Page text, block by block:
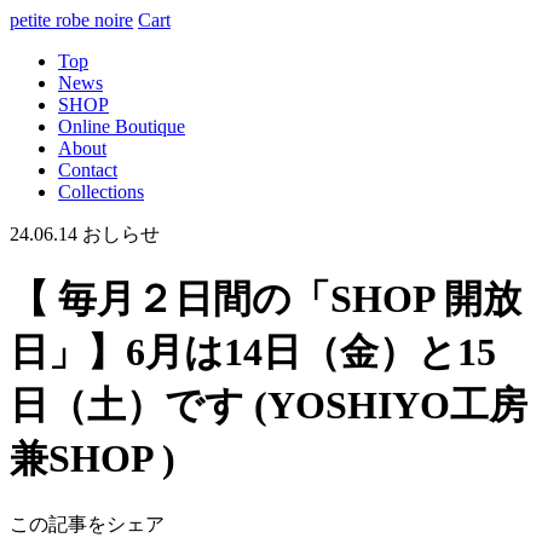
petite robe noire Cart
Top
News
SHOP
Online Boutique
About
Contact
Collections
24.06.14 おしらせ
【 毎月２日間の「SHOP 開放
日」】6月は14日（金）と15
日（土）です (YOSHIYO工房
兼SHOP )
この記事をシェア